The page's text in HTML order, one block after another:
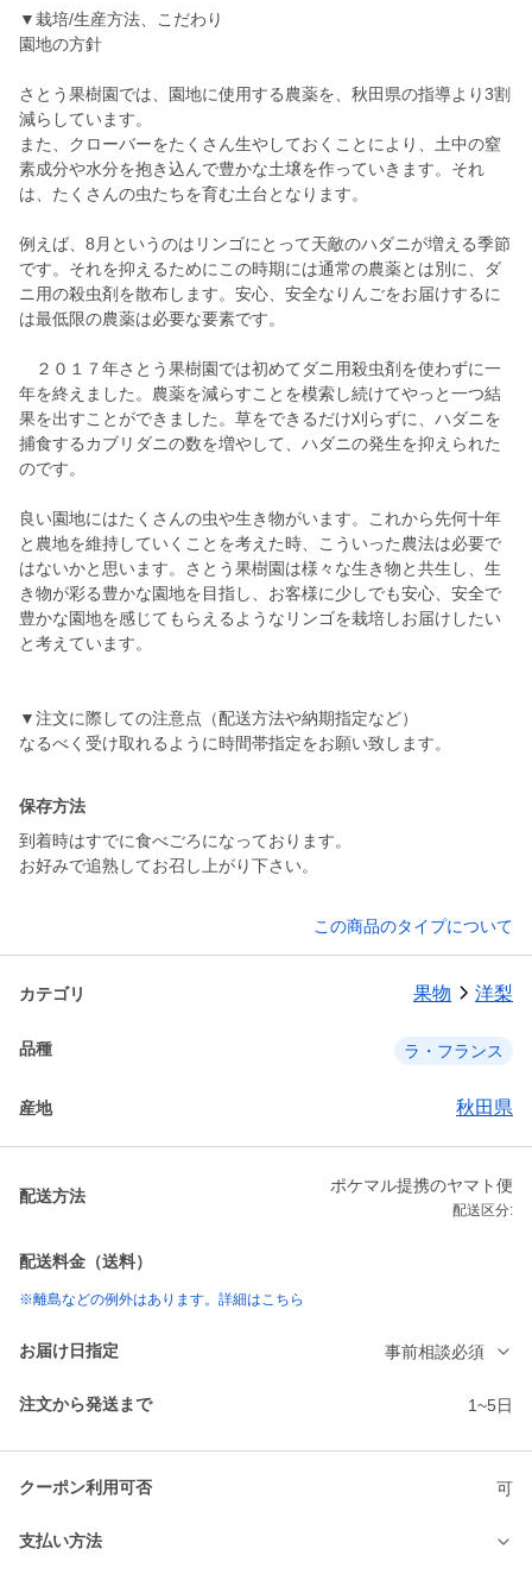
▼栽培/生産方法、こだわり
園地の方針
さとう果樹園では、園地に使用する農薬を、秋田県の指導より3割
減らしています。
また、クローバーをたくさん生やしておくことにより、土中の窒
素成分や水分を抱き込んで豊かな土壌を作っていきます。それ
は、たくさんの虫たちを育む土台となります。
例えば、8月というのはリンゴにとって天敵のハダニが増える季節
です。それを抑えるためにこの時期には通常の農薬とは別に、ダ
ニ用の殺虫剤を散布します。安心、安全なりんごをお届けするに
は最低限の農薬は必要な要素です。
２０１７年さとう果樹園では初めてダニ用殺虫剤を使わずに一
年を終えました。農薬を減らすことを模索し続けてやっと一つ結
果を出すことができました。草をできるだけ刈らずに、ハダニを
捕食するカブリダニの数を増やして、ハダニの発生を抑えられた
のです。
良い園地にはたくさんの虫や生き物がいます。これから先何十年
と農地を維持していくことを考えた時、こういった農法は必要で
はないかと思います。さとう果樹園は様々な生き物と共生し、生
き物が彩る豊かな園地を目指し、お客様に少しでも安心、安全で
豊かな園地を感じてもらえるようなリンゴを栽培しお届けしたい
と考えています。
▼注文に際しての注意点（配送方法や納期指定など）
なるべく受け取れるように時間帯指定をお願い致します。
保存方法
到着時はすでに食べごろになっております。
この商品のタイプについて
カテゴリ 果物 洋梨
品種 ラ・フランス
産地 秋田県
配送方法
ポケマル提携のヤマト便
配送区分:
配送料金（送料）
※離島などの例外はあります。詳細はこちら
お届け日指定 事前相談必須
注文から発送まで 1~5日
クーポン利用可否 可
支払い方法